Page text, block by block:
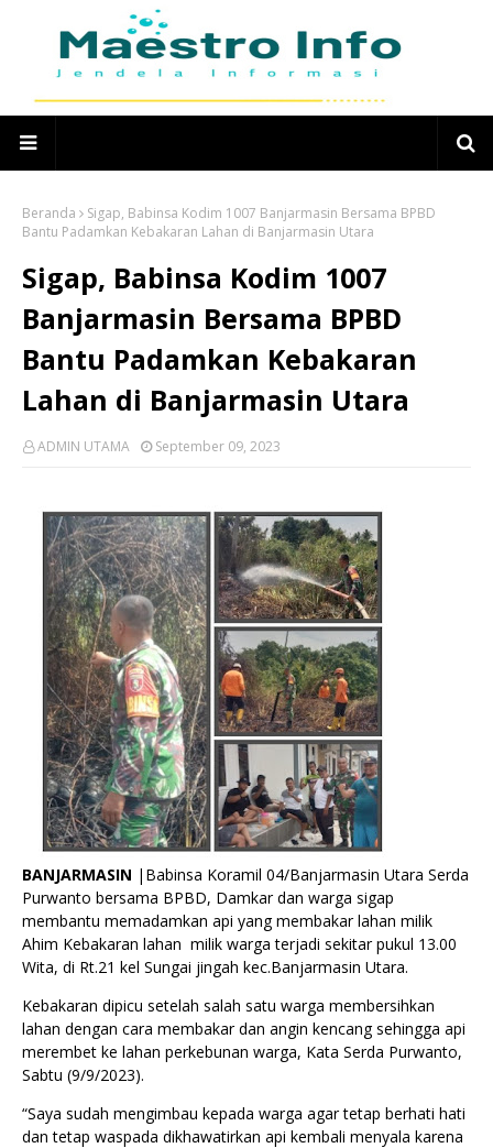
Beranda
Sigap, Babinsa Kodim 1007 Banjarmasin Bersama BPBD
Bantu Padamkan Kebakaran Lahan di Banjarmasin Utara
Sigap, Babinsa Kodim 1007
Banjarmasin Bersama BPBD
Bantu Padamkan Kebakaran
Lahan di Banjarmasin Utara
ADMIN UTAMA September 09, 2023
BANJARMASIN |Babinsa Koramil 04/Banjarmasin Utara Serda
Purwanto bersama BPBD, Damkar dan warga sigap
membantu memadamkan api yang membakar lahan milik
Ahim Kebakaran lahan milik warga terjadi sekitar pukul 13.00
Wita, di Rt.21 kel Sungai jingah kec.Banjarmasin Utara.
Kebakaran dipicu setelah salah satu warga membersihkan
lahan dengan cara membakar dan angin kencang sehingga api
merembet ke lahan perkebunan warga, Kata Serda Purwanto,
Sabtu (9/9/2023).
“Saya sudah mengimbau kepada warga agar tetap berhati hati
dan tetap waspada dikhawatirkan api kembali menyala karena